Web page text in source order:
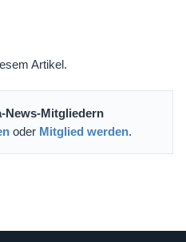
Artikel.
News-Mitgliedern
oder Mitglied werden.